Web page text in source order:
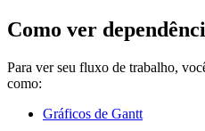
Como ver
Para ver seu fluxo de trabalho,
como:
Gráficos de Gantt